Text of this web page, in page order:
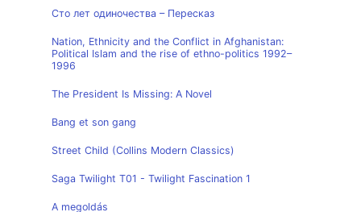
Сто лет одиночества – Пересказ
Nation, Ethnicity and the Conflict in Afghanistan:
Political Islam and the rise of ethno-politics 1992–
1996
The President Is Missing: A Novel
Bang et son gang
Street Child (Collins Modern Classics)
Saga Twilight T01 - Twilight Fascination 1
A megoldás